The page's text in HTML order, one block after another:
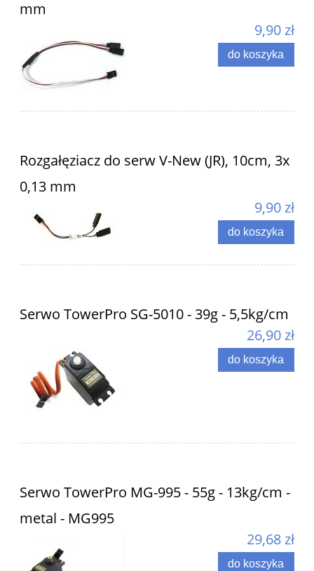
mm
9,90 zł
do koszyka
Rozgałęziacz do serw V-New (JR), 10cm, 3x
0,13 mm
9,90 zł
do koszyka
Serwo TowerPro SG-5010 - 39g - 5,5kg/cm
26,90 zł
do koszyka
Serwo TowerPro MG-995 - 55g - 13kg/cm -
metal - MG995
29,68 zł
do koszyka